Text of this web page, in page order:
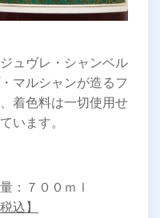
ュヴレ・シャンベル
マルシャンが造るフ
着色料は一切使用せ
います。
：７００ｍｌ
込】